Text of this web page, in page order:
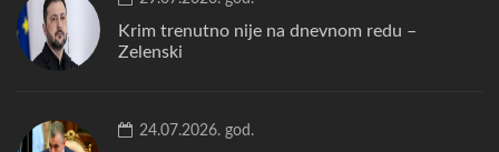
Krim trenutno nije na dnevnom redu –
Zelenski
24.07.2026. god.